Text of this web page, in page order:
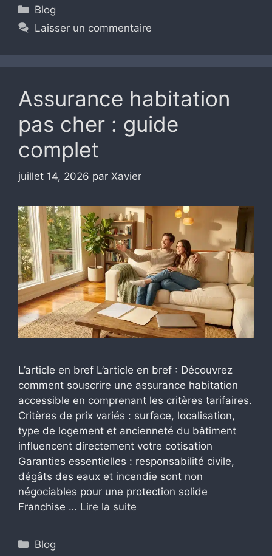
Catégories
Blog
Laisser un commentaire
Assurance habitation
pas cher : guide
complet
juillet 14, 2026 par Xavier
L’article en bref L’article en bref : Découvrez
comment souscrire une assurance habitation
accessible en comprenant les critères tarifaires.
Critères de prix variés : surface, localisation,
type de logement et ancienneté du bâtiment
influencent directement votre cotisation
Garanties essentielles : responsabilité civile,
dégâts des eaux et incendie sont non
négociables pour une protection solide
Franchise … Lire la suite
Catégories
Blog